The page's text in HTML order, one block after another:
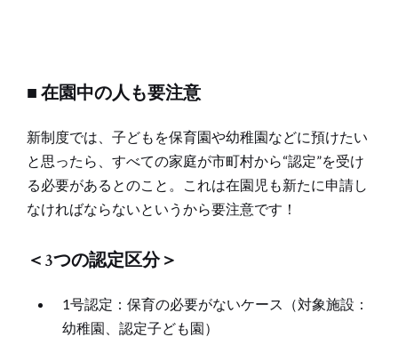
■ 在園中の人も要注意
新制度では、子どもを保育園や幼稚園などに預けたい
と思ったら、すべての家庭が市町村から“認定”を受け
る必要があるとのこと。これは在園児も新たに申請し
なければならないというから要注意です！
＜3つの認定区分＞
1号認定：保育の必要がないケース（対象施設：
幼稚園、認定子ども園）